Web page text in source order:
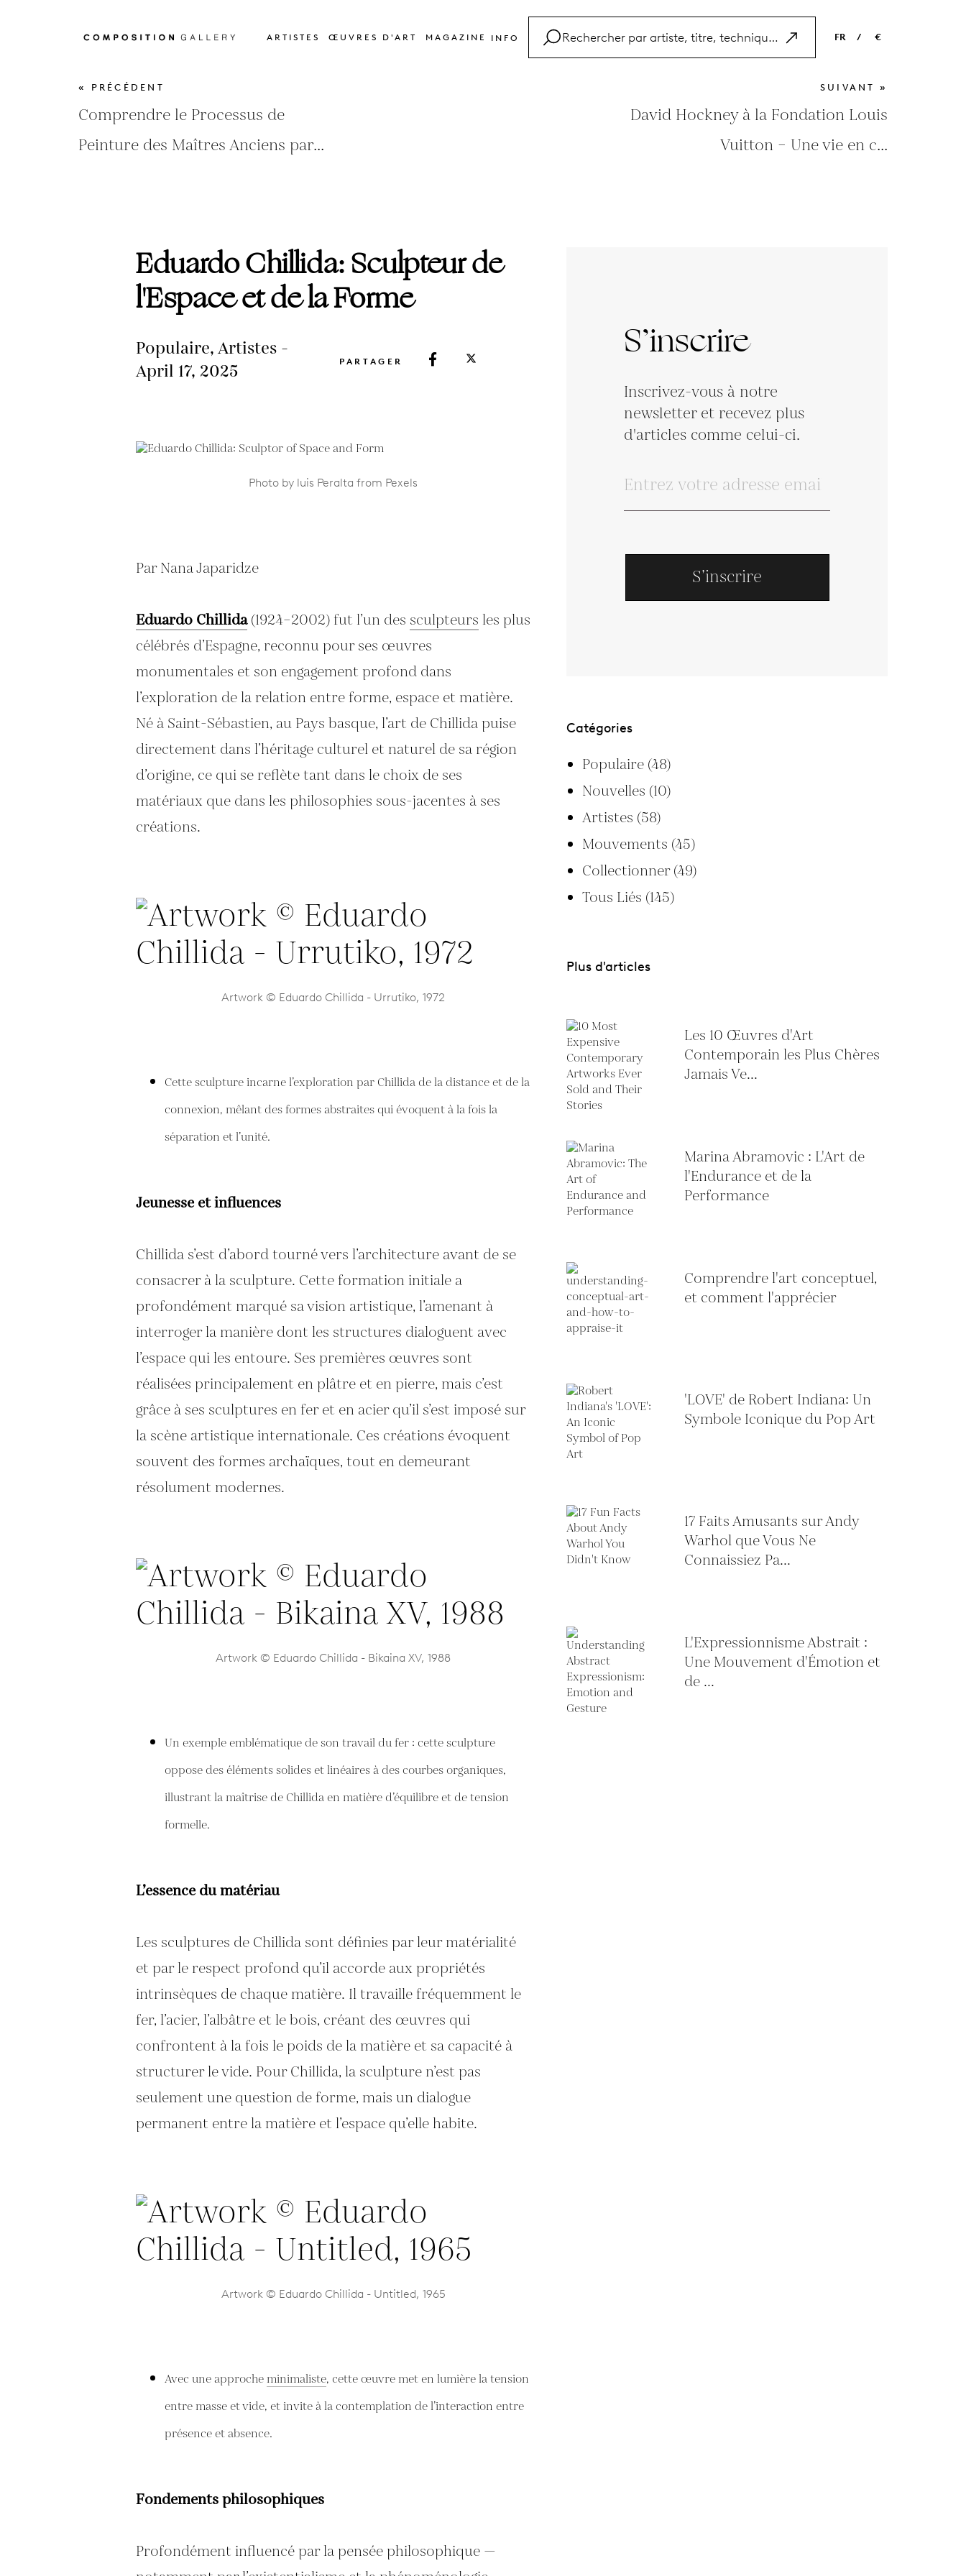
ARTISTES ŒUVRES D'ART MAGAZINE INFO FR
NL
ES
FR
/ €
EUR
GBP
« PRÉCÉDENT
Comprendre le Processus de
Peinture des Maîtres Anciens par...
SUIVANT »
David Hockney à la Fondation Louis
Vuitton – Une vie en c...
Eduardo Chillida: Sculpteur de
l'Espace et de la Forme
Populaire, Artistes -
April 17, 2025
PARTAGER
Photo by luis Peralta from Pexels
Par Nana Japaridze
Eduardo Chillida(1924–2002) fut l’un des sculpteurs les plus
célébrés d’Espagne, reconnu pour ses œuvres
monumentales et son engagement profond dans
l’exploration de la relation entre forme, espace et matière.
Né à Saint-Sébastien, au Pays basque, l’art de Chillida puise
directement dans l’héritage culturel et naturel de sa région
d’origine, ce qui se reflète tant dans le choix de ses
matériaux que dans les philosophies sous-jacentes à ses
créations.
Artwork © Eduardo Chillida - Urrutiko, 1972
Cette sculpture incarne l’exploration par Chillida de la distance et de la
connexion, mêlant des formes abstraites qui évoquent à la fois la
séparation et l’unité.
Jeunesse et influences
Chillida s’est d’abord tourné vers l’architecture avant de se
consacrer à la sculpture. Cette formation initiale a
profondément marqué sa vision artistique, l’amenant à
interroger la manière dont les structures dialoguent avec
l’espace qui les entoure. Ses premières œuvres sont
réalisées principalement en plâtre et en pierre, mais c’est
grâce à ses sculptures en fer et en acier qu’il s’est imposé sur
la scène artistique internationale. Ces créations évoquent
souvent des formes archaïques, tout en demeurant
résolument modernes.
Artwork © Eduardo Chillida - Bikaina XV, 1988
Un exemple emblématique de son travail du fer : cette sculpture
oppose des éléments solides et linéaires à des courbes organiques,
illustrant la maîtrise de Chillida en matière d’équilibre et de tension
formelle.
L’essence du matériau
Les sculptures de Chillida sont définies par leur matérialité
et par le respect profond qu’il accorde aux propriétés
intrinsèques de chaque matière. Il travaille fréquemment le
fer, l’acier, l’albâtre et le bois, créant des œuvres qui
confrontent à la fois le poids de la matière et sa capacité à
structurer le vide. Pour Chillida, la sculpture n’est pas
seulement une question de forme, mais un dialogue
permanent entre la matière et l’espace qu’elle habite.
Artwork © Eduardo Chillida - Untitled, 1965
Avec une approche minimaliste, cette œuvre met en lumière la tension
entre masse et vide, et invite à la contemplation de l’interaction entre
présence et absence.
Fondements philosophiques
Profondément influencé par la pensée philosophique —
S’inscrire
Inscrivez-vous à notre
newsletter et recevez plus
d'articles comme celui-ci.
S’inscrire
Catégories
Populaire (48)
Nouvelles (10)
Artistes (58)
Mouvements (45)
Collectionner(49)
Tous Liés (145)
Plus d'articles
Les 10 Œuvres d'Art
Contemporain les Plus Chères
Jamais Ve...
Marina Abramovic : L'Art de
l'Endurance et de la
Performance
Comprendre l'art conceptuel,
et comment l'apprécier
'LOVE' de Robert Indiana: Un
Symbole Iconique du Pop Art
17 Faits Amusants sur Andy
Warhol que Vous Ne
Connaissiez Pa...
L'Expressionnisme Abstrait :
Une Mouvement d'Émotion et
de ...